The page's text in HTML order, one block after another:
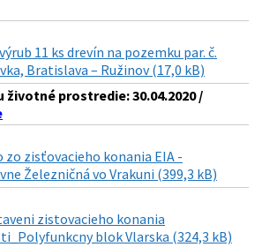
11 ks drevín na pozemku par. č.
Bratislava – Ružinov (17,0 kB)
životné prostredie: 30.04.2020 /
zo zisťovacieho konania EIA -
Železničná vo Vrakuni (399,3 kB)
zistovacieho konania
blok Vlarska (324,3 kB)